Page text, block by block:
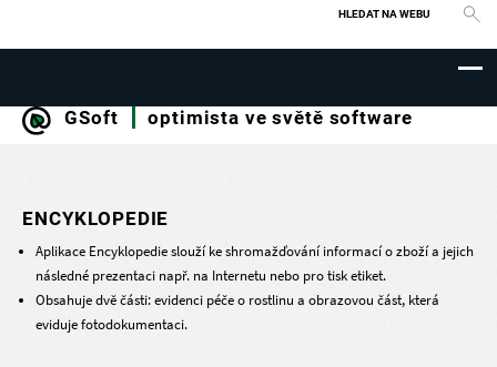
Vyhledávání
GSoft optimista ve světě software
ENCYKLOPEDIE
Aplikace Encyklopedie slouží ke shromažďování informací o zboží a jejich
následné prezentaci např. na Internetu nebo pro tisk etiket.
Obsahuje dvě části: evidenci péče o rostlinu a obrazovou část, která
eviduje fotodokumentaci.